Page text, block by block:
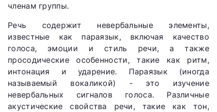
членам группы.
Речь содержит невербальные элементы,
известные как параязык, включая качество
голоса, эмоции и стиль речи, а также
просодические особенности, такие как ритм,
интонация и ударение. Параязык (иногда
называемый вокаликой) - это изучение
невербальных сигналов голоса. Различные
акустические свойства речи, такие как тон,